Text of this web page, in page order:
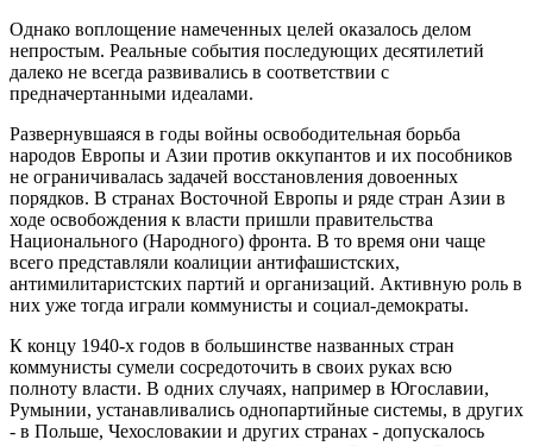
Однако воплощение намеченных целей оказалось делом
непростым. Реальные события последующих десятилетий
далеко не всегда развивались в соответствии с
предначертанными идеалами.
Развернувшаяся в годы войны освободительная борьба
народов Европы и Азии против оккупантов и их пособников
не ограничивалась задачей восстановления довоенных
порядков. В странах Восточной Европы и ряде стран Азии в
ходе освобождения к власти пришли правительства
Национального (Народного) фронта. В то время они чаще
всего представляли коалиции антифашистских,
антимилитаристских партий и организаций. Активную роль в
них уже тогда играли коммунисты и социал-демократы.
К концу 1940-х годов в большинстве названных стран
коммунисты сумели сосредоточить в своих руках всю
полноту власти. В одних случаях, например в Югославии,
Румынии, устанавливались однопартийные системы, в других
- в Польше, Чехословакии и других странах - допускалось